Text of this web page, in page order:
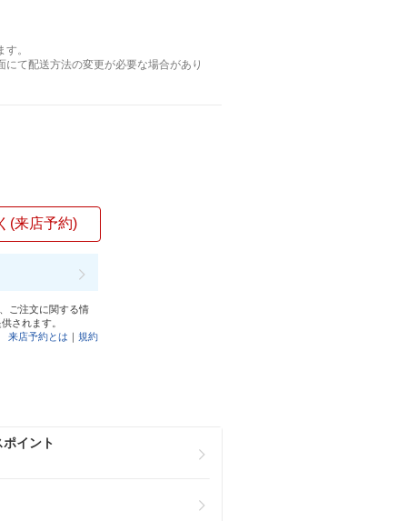
。
て配送方法の変更が必要な場合があり
(来店予約)
ご注文に関する情
されます。
来店予約とは ｜規約
イント